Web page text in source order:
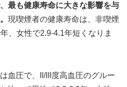
最も健康寿命に大きな影響を与
現喫煙者の健康寿命は、非喫煙
、女性で2.9-4.1年短くなりま
血圧で、II/III度高血圧のグルー